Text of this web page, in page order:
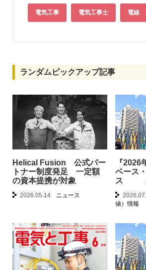
電気工事 電気工事士 電線
ランダムピックアップ記事
Helical Fusion 公式パー
トナー制度発足 一定額
の資本提携が対象
2026.05.14 ニュース
『
ベース
ス （
値）情報